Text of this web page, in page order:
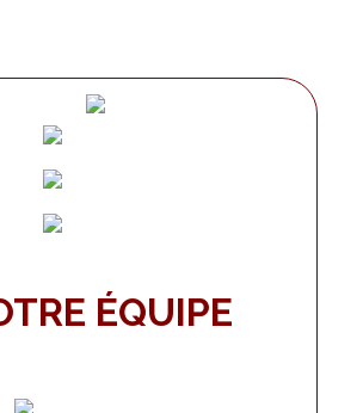
ÉQUIPE